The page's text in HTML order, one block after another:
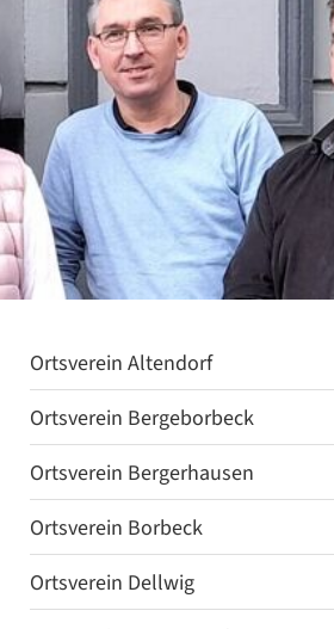
Ortsverein Altendorf
Ortsverein Bergeborbeck
Ortsverein Bergerhausen
Ortsverein Borbeck
Ortsverein Dellwig